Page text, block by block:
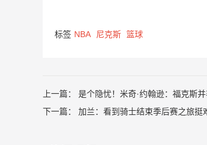
标签 NBA 尼克斯 篮球
上一篇： 是个隐忧！米奇·约翰逊：福克斯
下一篇： 加兰：看到骑士结束季后赛之旅挺